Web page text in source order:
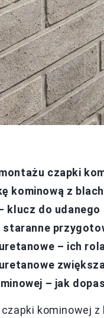
czapki
kominową z
klucz do
staranne
– ich
– jak
kominowej